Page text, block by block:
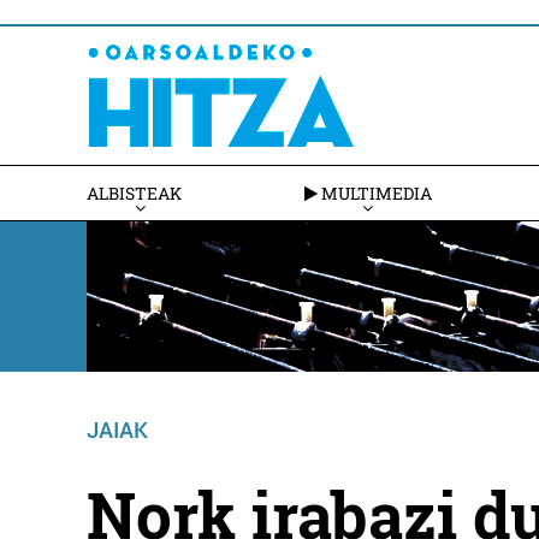
ALBISTEAK MULTIMEDIA
JAIAK
Nork irabazi